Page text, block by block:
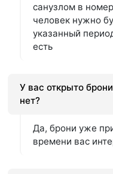
санузлом в
человек нужно
указанный
есть
У вас открыто
нет?
Да, брони уже
времени вас